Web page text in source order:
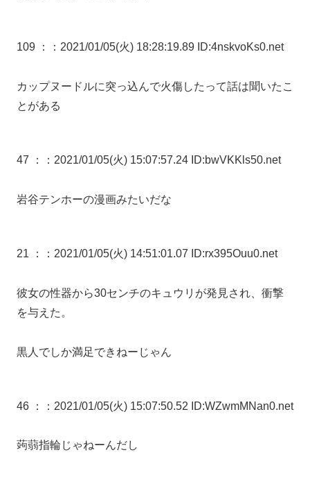
109 ： ：2021/01/05(火) 18:28:19.89 ID:4nskvoKs0.net
カップヌードルに突っ込んで火傷したって話は聞いたこ
とがある
47 ： ：2021/01/05(火) 15:07:57.24 ID:bwVKKls50.net
岩谷テンホーの漫画みたいだな
21 ： ：2021/01/05(火) 14:51:01.07 ID:rx395Ouu0.net
彼女の性器から30センチのキュウリが発見され、衝撃
を与えた。
黒人でしか満足できねーじゃん
46 ： ：2021/01/05(火) 15:07:50.52 ID:WZwmMNan0.net
蒟蒻指輪じゃねーんだし